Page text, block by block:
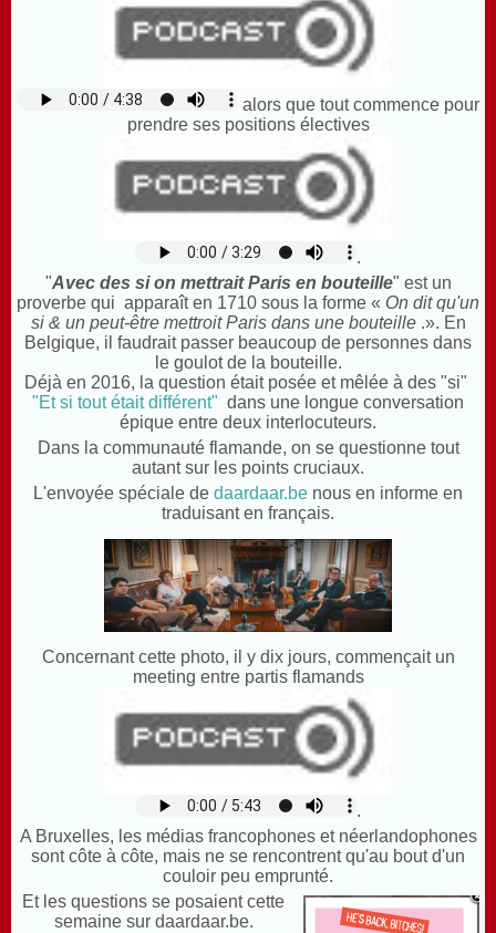
alors que tout commence pour
prendre ses positions électives
.
"Avec des si on mettrait Paris en bouteille" est un
proverbe qui apparaît en 1710 sous la forme « On dit qu'un
si & un peut-être mettroit Paris dans une bouteille.». En
Belgique, il faudrait passer beaucoup de personnes dans
le goulot de la bouteille.
Déjà en 2016, la question était posée et mêlée à des "si"
"Et si tout était différent" dans une longue conversation
épique entre deux interlocuteurs.
Dans la communauté flamande, on se questionne tout
autant sur les points cruciaux.
L'envoyée spéciale de daardaar.be nous en informe en
traduisant en français.
Concernant cette photo, il y dix jours, commençait un
meeting entre partis flamands
.
A Bruxelles, les médias francophones et néerlandophones
sont côte à côte, mais ne se rencontrent qu'au bout d'un
couloir peu emprunté.
Et les questions se posaient cette
semaine sur daardaar.be.